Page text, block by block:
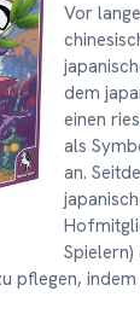
Vor
dem
einen
als
an.
Spielern)
pflegen, indem